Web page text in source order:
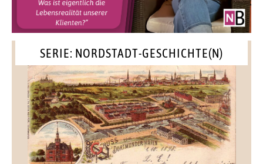
SERIE: NORDSTADT-GESCHICHTE(N)